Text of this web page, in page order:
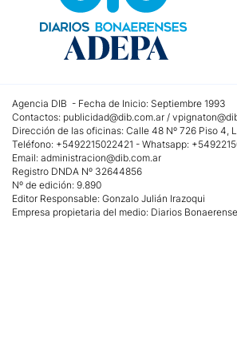
Agencia DIB - Fecha de Inicio: Septiembre 1993
Contactos: publicidad@dib.com.ar /
Dirección de las oficinas: Calle 48 Nº 726 Piso 4,
Teléfono: +5492215022421 - Whatsapp:
Email: administracion@dib.com.ar
Registro DNDA Nº 32644856
Nº de edición: 9.890
Editor Responsable: Gonzalo Julián Irazoqui
Empresa propietaria del medio: Diarios